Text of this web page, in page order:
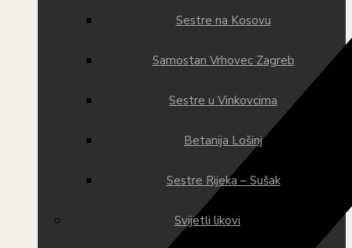
Sestre na Kosovu
Samostan Vrhovec Zagreb
Sestre u Vinkovcima
Betanija Lošinj
Sestre Rijeka – Sušak
Svijetli likovi